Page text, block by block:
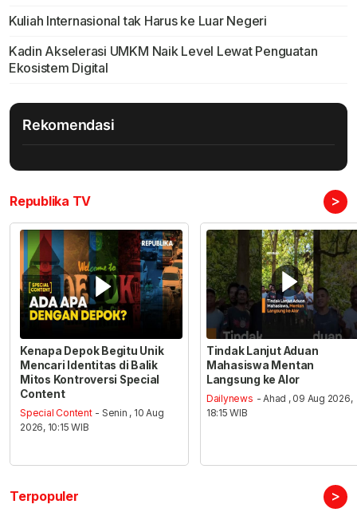
Kuliah Internasional tak Harus ke Luar Negeri
Kadin Akselerasi UMKM Naik Level Lewat Penguatan
Ekosistem Digital
Rekomendasi
Republika TV >
Kenapa Depok Begitu Unik
Mencari Identitas di Balik
Mitos Kontroversi Special
Content
Special Content - Senin , 10 Aug
2026, 10:15 WIB
Tindak Lanjut Aduan
Mahasiswa Mentan
Langsung ke Alor
Dailynews - Ahad , 09 Aug 2026,
18:15 WIB
Terpopuler >